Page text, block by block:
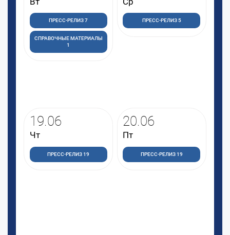
ПРЕСС-РЕЛИЗ 7
СПРАВОЧНЫЕ МАТЕРИАЛЫ
1
ПРЕСС-РЕЛИЗ 5
19.06
Чт
ПРЕСС-РЕЛИЗ 19
20.06
Пт
ПРЕСС-РЕЛИЗ 19